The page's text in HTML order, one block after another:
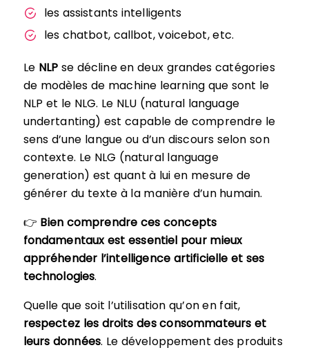
les assistants intelligents
les chatbot, callbot, voicebot, etc.
Le NLP se décline en deux grandes catégories
de modèles de machine learning que sont le
NLP et le NLG. Le NLU (natural language
undertanting) est capable de comprendre le
sens d’une langue ou d’un discours selon son
contexte. Le NLG (natural language
generation) est quant à lui en mesure de
générer du texte à la manière d’un humain.
👉 Bien comprendre ces concepts
fondamentaux est essentiel pour mieux
appréhender l’intelligence artificielle et ses
technologies.
Quelle que soit l’utilisation qu’on en fait,
respectez les droits des consommateurs et
leurs données. Le développement des produits